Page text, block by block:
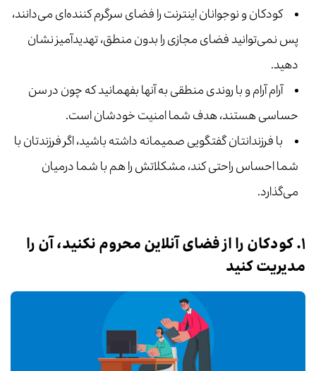
کودکان و نوجوانان اینترنت را فضای سرگرم کننده‌ای می‌دانند،
پس نمی‌توانید فضای مجازی را بدون منطق، تهدیدآمیز نشان
دهید.
آرام آرام و با روندی منطقی به آنها بفهمانید که چون در سن
حساسی هستند، هدف شما امنیت خودشان است.
با فرزندانتان گفتگویی صمیمانه داشته باشید، اگر فرزندتان با
شما احساس راحتی ‌کند، مشکلاتش را هم با شما درمیان
می‌گذارد.
۱. کودکان را از فضای آنلاین محروم نکنید، آن را
مدیریت کنید